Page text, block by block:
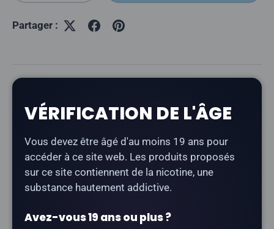
Partager :
Description
Ripper Z 10 mg 99K à la saveur « Triple Berry
offre un mélange aux arômes de trois baies.
Type de produit :Vape jetable rechargeable)
Nombre de bouffées : jusqu'à 99 000
Teneur en nicotine :10 mg/ml
VÉRIFICATION DE L'ÂGE
Vous devez être âgé d'au moins 19 ans pour
accéder à ce site web. Les produits proposés
sur ce site contiennent de la nicotine, une
substance hautement addictive.
Avez-vous 19 ans ou plus ?